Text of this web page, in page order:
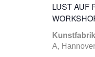
LUST AUF
A,